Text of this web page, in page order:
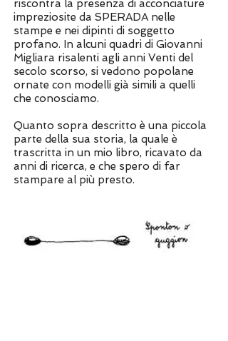
riscontra la presenza di acconciature
impreziosite da SPERADA nelle
stampe e nei dipinti di soggetto
profano. In alcuni quadri di Giovanni
Migliara risalenti agli anni Venti del
secolo scorso, si vedono popolane
ornate con modelli già simili a quelli
che conosciamo.
Quanto sopra descritto è una piccola
parte della sua storia, la quale è
trascritta in un mio libro, ricavato da
anni di ricerca, e che spero di far
stampare al più presto.